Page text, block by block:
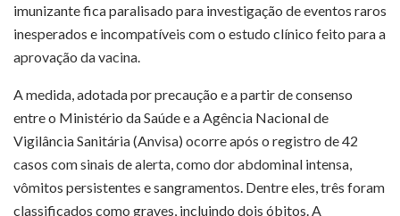
imunizante fica paralisado para investigação de eventos raros
inesperados e incompatíveis com o estudo clínico feito para a
aprovação da vacina.
A medida, adotada por precaução e a partir de consenso
entre o Ministério da Saúde e a Agência Nacional de
Vigilância Sanitária (Anvisa) ocorre após o registro de 42
casos com sinais de alerta, como dor abdominal intensa,
vômitos persistentes e sangramentos. Dentre eles, três foram
classificados como graves, incluindo dois óbitos. A